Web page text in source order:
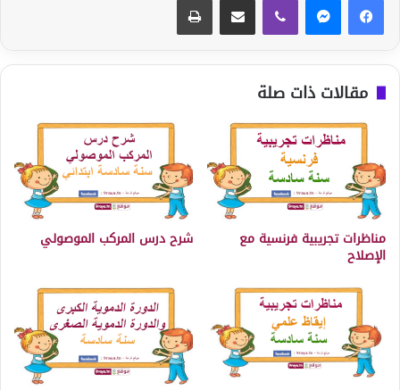
مقالات ذات صلة
مناظرات تجريبية فرنسية مع
الإصلاح
شرح درس المركب الموصولي